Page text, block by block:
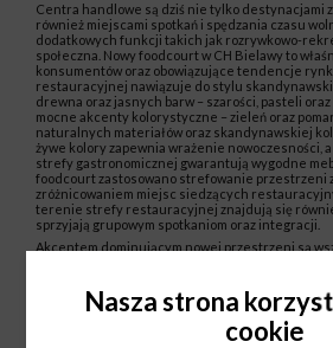
Centra handlowe są dziś nie tylko destynacjami
również miejscami spotkań i spędzania czasu
dodatkowych funkcji takich jak rozrywkowo-
społeczna. Nowy foodcourt w CH Bielawy to
konsumentów oraz obowiązujące tendencje
restauracyjnej nawiązuje do stylu
drewna oraz jasnych barw – szarości, pasteli oraz
mocne akcenty kolorystyczne – zieleń oraz
naturalnych materiałów oraz skandynawskiej
żywe kolory zapewnia wrażenie nowoczesności,
strefy gastronomicznej gwarantują wygodne
foodcourt zastosowano strefowanie przestrzeni
zróżnicowaniem miejsc siedzących
terenie strefy restauracyjnej znajdują się
sprzyjają grupowym spotkaniom oraz integracji.
Akcentem dominującym nowej przestrzeni są
drewniane konstrukcje w kształcie domków,
estetyczną, ale także skrywają wiele
stojakami na rośliny, miejscami do spożywania
najmłodszych z interaktywnymi grami.
Nasza strona
cookie